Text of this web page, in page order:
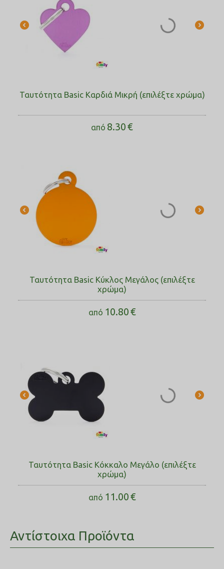
Ταυτότητα Basic Καρδιά Μικρή (επιλέξτε χρώμα)
από 8.30€
Ταυτότητα Basic Κύκλος Μεγάλος (επιλέξτε
χρώμα)
από 10.80€
Ταυτότητα Basic Κόκκαλο Μεγάλο (επιλέξτε
χρώμα)
από 11.00€
Αντίστοιχα Προϊόντα